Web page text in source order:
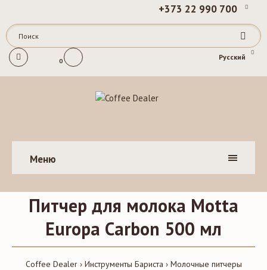
+373 22 990 700
0 Русский
Меню
Питчер для молока Motta
Europa Carbon 500 мл
Coffee Dealer Инструменты Бариста
Молочные питчеры